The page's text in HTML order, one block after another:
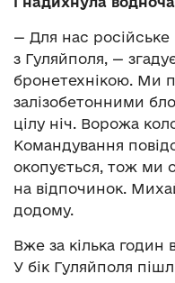
— Для нас
з Гуляйполя, —
бронетехнікою. Ми
залізобетонними
цілу ніч. Ворожа
Командування
окопується, тож ми
на відпочинок.
додому.
Вже за кілька годин
У бік Гуляйполя